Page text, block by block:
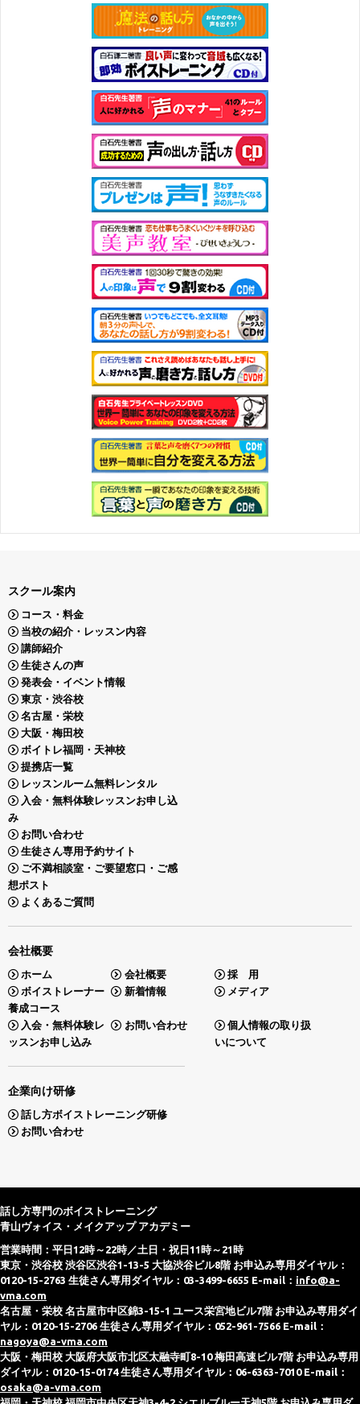
スクール案内
コース・料金
当校の紹介・レッスン内容
講師紹介
生徒さんの声
発表会・イベント情報
東京・渋谷校
名古屋・栄校
大阪・梅田校
ボイトレ福岡・天神校
提携店一覧
レッスンルーム無料レンタル
入会・無料体験レッスンお申し込
み
お問い合わせ
生徒さん専用予約サイト
ご不満相談室・ご要望窓口・ご感
想ポスト
よくあるご質問
会社概要
ホーム 会社概要
採 用
ボイストレーナー
養成コース
新着情報 メディア
入会・無料体験レ
ッスンお申し込み
お問い合わせ
個人情報の取り扱
いについて
企業向け研修
話し方ボイストレーニング研修
お問い合わせ
話し方専門のボイストレーニング
青山ヴォイス・メイクアップ アカデミー
営業時間：平日12時～22時／土日・祝日11時～21時
東京・渋谷校 渋谷区渋谷1-13-5 大協渋谷ビル8階 お申込み専用ダイヤル：
0120-15-2763 生徒さん専用ダイヤル：03-3499-6655 E-mail： info@a-
vma.com
名古屋・栄校 名古屋市中区錦3-15-1 ユース栄宮地ビル7階 お申込み専用ダイ
ヤル：0120-15-2706 生徒さん専用ダイヤル：052-961-7566 E-mail：
nagoya@a-vma.com
大阪・梅田校 大阪府大阪市北区太融寺町8-10 梅田高速ビル7階 お申込み専用
ダイヤル：0120-15-0174 生徒さん専用ダイヤル：06-6363-7010 E-mail：
osaka@a-vma.com